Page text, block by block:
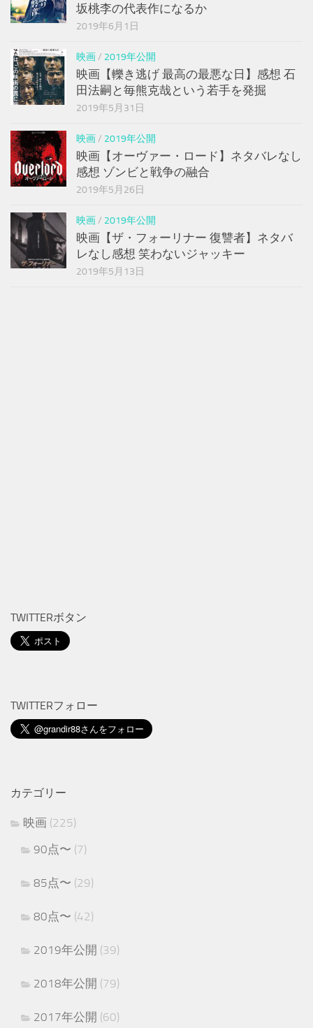
坂桃李の代表作になるか
2019年6月1日
映画/ 2019年公開
映画【轢き逃げ 最高の最悪な日】感想 石
田法嗣と毎熊克哉という若手を発掘
2019年5月31日
映画/ 2019年公開
映画【オーヴァー・ロード】ネタバレなし
感想 ゾンビと戦争の融合
2019年5月26日
映画/ 2019年公開
映画【ザ・フォーリナー 復讐者】ネタバ
レなし感想 笑わないジャッキー
2019年5月13日
TWITTERボタン
TWITTERフォロー
カテゴリー
映画 (225)
90点〜 (7)
85点〜 (29)
80点〜 (42)
2019年公開 (39)
2018年公開 (79)
2017年公開 (60)